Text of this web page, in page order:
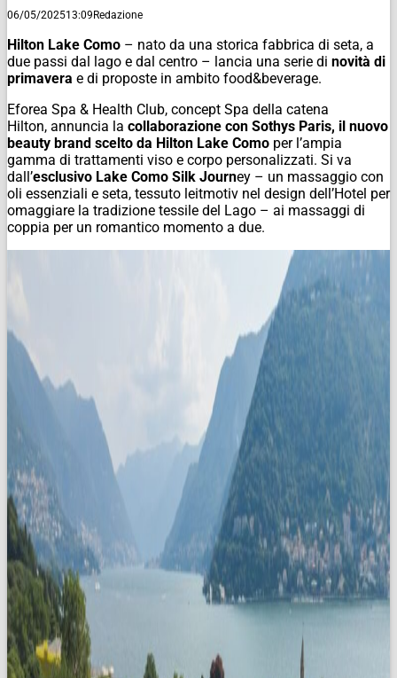
06/05/202513:09Redazione
Hilton Lake Como – nato da una storica fabbrica di seta, a
due passi dal lago e dal centro – lancia una serie di novità di
primavera e di proposte in ambito food&beverage.
Eforea Spa & Health Club, concept Spa della catena
Hilton, annuncia la collaborazione con Sothys Paris, il nuovo
beauty brand scelto da Hilton Lake Como per l’ampia
gamma di trattamenti viso e corpo personalizzati. Si va
dall’esclusivo Lake Como Silk Journey – un massaggio con
oli essenziali e seta, tessuto leitmotiv nel design dell’Hotel per
omaggiare la tradizione tessile del Lago – ai massaggi di
coppia per un romantico momento a due.